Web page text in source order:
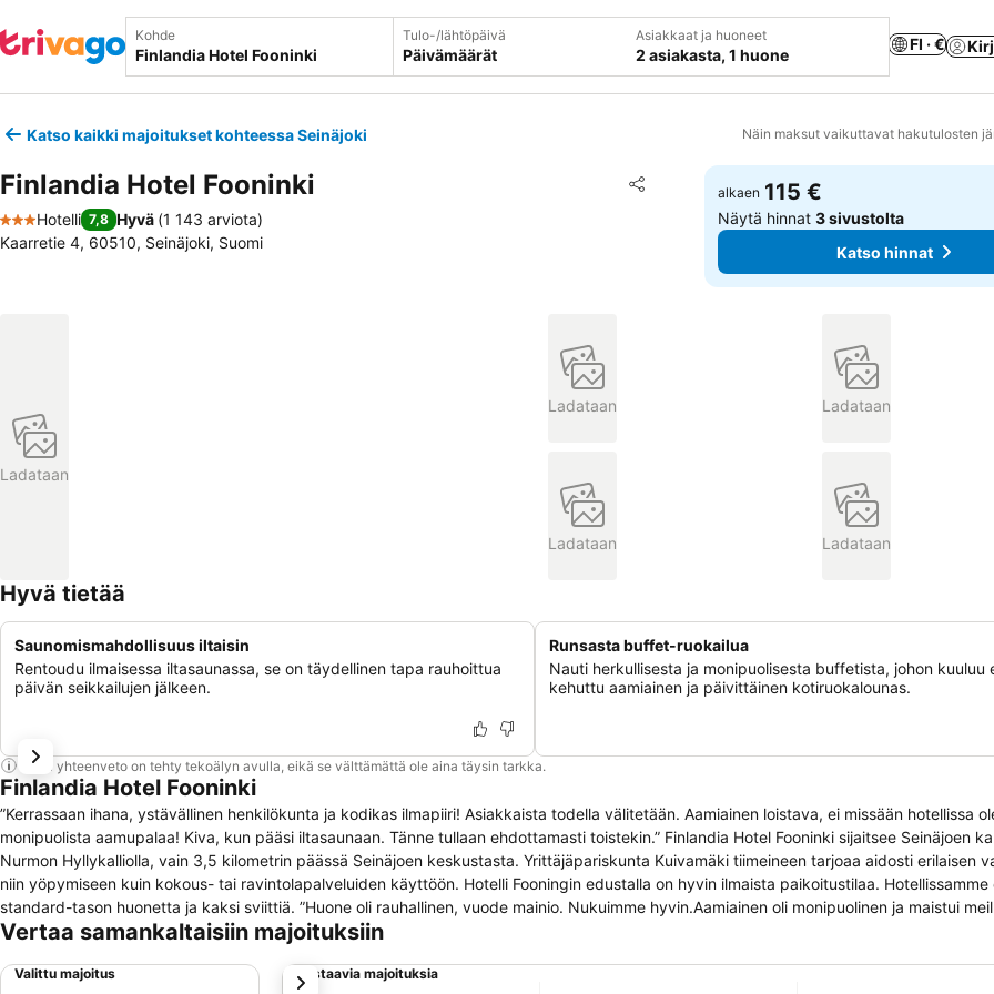
Kohde Tulo-/lähtöpäivä
Päivämäärät
Asiakkaat ja huoneet
2 asiakasta, 1 huone
FI · €
Katso kaikki majoitukset kohteessa Seinäjoki Näin maksut vaikuttavat hakutulosten
Finlandia Hotel Fooninki Jaa
Lisää suosikkeihin
3 Tähtiluokitus
Hotelli 7,8 Hyvä (1 143 arviota)
Kaarretie 4, 60510, Seinäjoki, Suomi
alkaen 115 €
Näytä hinnat3 sivustolta
Katso hinnat
Ladataan
Ladataan Ladataan
Ladataan Ladataan
Hyvä tietää
Saunomismahdollisuus iltaisin
Rentoudu ilmaisessa iltasaunassa, se on täydellinen tapa rauhoittua
päivän seikkailujen jälkeen.
Runsasta buffet-ruokailua
Nauti herkullisesta ja monipuolisesta buffetista, johon kuuluu
kehuttu aamiainen ja päivittäinen kotiruokalounas.
Tämä yhteenveto on tehty tekoälyn avulla, eikä se välttämättä ole aina täysin tarkka.
Finlandia Hotel Fooninki
”Kerrassaan ihana, ystävällinen henkilökunta ja kodikas ilmapiiri! Asiakkaista todella välitetään. Aamiainen loistava, ei missään hotellissa
monipuolista aamupalaa! Kiva, kun pääsi iltasaunaan. Tänne tullaan ehdottamasti toistekin.” Finlandia Hotel Fooninki sijaitsee Seinäjoen kaupungissa
Nurmon Hyllykalliolla, vain 3,5 kilometrin päässä Seinäjoen keskustasta. Yrittäjäpariskunta Kuivamäki tiimeineen tarjoaa aidosti erilaisen
niin yöpymiseen kuin kokous- tai ravintolapalveluiden käyttöön. Hotelli Fooningin edustalla on hyvin ilmaista paikoitustilaa. Hotellissamme
standard-tason huonetta ja kaksi sviittiä. ”Huone oli rauhallinen, vuode mainio. Nukuimme hyvin.Aamiainen oli monipuolinen ja maistui meille.
Henkilökunta oli asiallisen huumorintajuinen ja erittäin ystävällinen. Lupasimme tulla toistekin.” Ravintolassamme tarjotaan buffet-tyylinen aamiainen
tarjolla buffetpäivällinen. Ravintolamme on suosittu erilaisten tilaisuuksien järjestämiseen. Meillä pidetään niin perhejuhlia kuin yritysten
Vertaa samankaltaisiin majoituksiin
Valittu majoitus Vastaavia majoituksia
seuraava